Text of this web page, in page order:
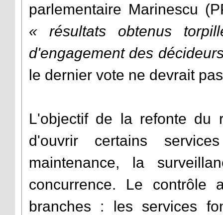
parlementaire Marinescu
« résultats obtenus
d'engagement des
le dernier vote ne devrait
L'objectif de la refonte du
d'ouvrir certains
maintenance, la
concurrence. Le
branches : les services